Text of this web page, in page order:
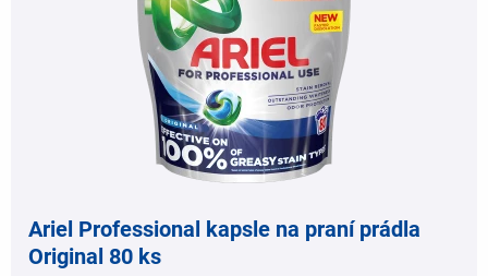
Ariel Professional kapsle na praní prádla
Original 80 ks